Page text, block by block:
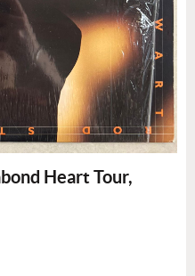
Heart Tour,